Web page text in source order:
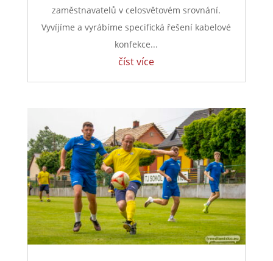
zaměstnavatelů v celosvětovém srovnání.
Vyvíjíme a vyrábíme specifická řešení kabelové
konfekce...
číst více